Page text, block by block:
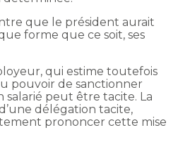
que le président aurait
forme que ce soit, ses
qui estime toutefois
pouvoir de sanctionner
salarié peut être tacite. La
délégation tacite,
prononcer cette mise